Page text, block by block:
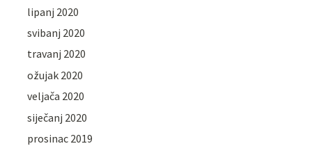
lipanj 2020
svibanj 2020
travanj 2020
ožujak 2020
veljača 2020
siječanj 2020
prosinac 2019